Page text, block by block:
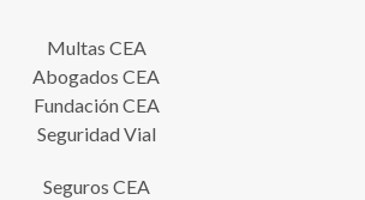
Multas CEA
Abogados CEA
Fundación CEA
Seguridad Vial
Seguros CEA